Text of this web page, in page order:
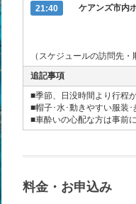
21:40 ケアンズ市内
（スケジュールの訪問先
追記事項
■季節、日没時間より行程
■帽子･水･動きやすい服装
■車酔いの心配な方は事前
料金・お申込み